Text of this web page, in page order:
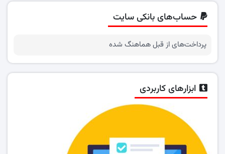
حساب‌های بانکی سایت
پرداخت‌های از قبل هماهنگ شده
ابزارهای کاربردی